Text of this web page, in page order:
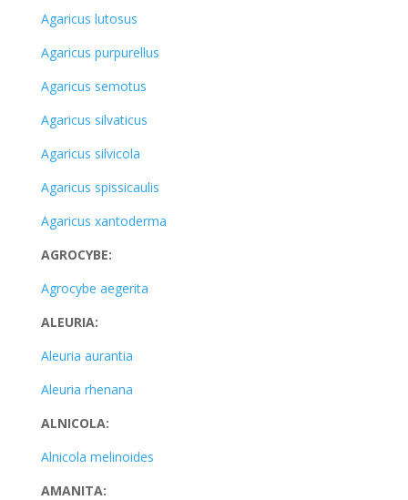
Agaricus lutosus
Agaricus purpurellus
Agaricus semotus
Agaricus silvaticus
Agaricus silvicola
Agaricus spissicaulis
Agaricus xantoderma
AGROCYBE:
Agrocybe aegerita
ALEURIA:
Aleuria aurantia
Aleuria rhenana
ALNICOLA:
Alnicola melinoides
AMANITA: